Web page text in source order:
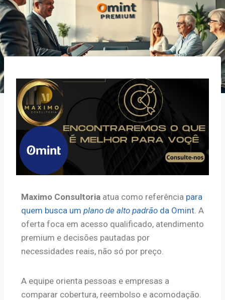
Maximo Consultoria atua como referência para
quem busca um plano de alto padrão da Omint . A
oferta foca em acesso qualificado, atendimento
premium e decisões pautadas por
necessidades reais, não só por preço.
A equipe orienta pessoas e empresas a
comparar cobertura, reembolso e acomodação.